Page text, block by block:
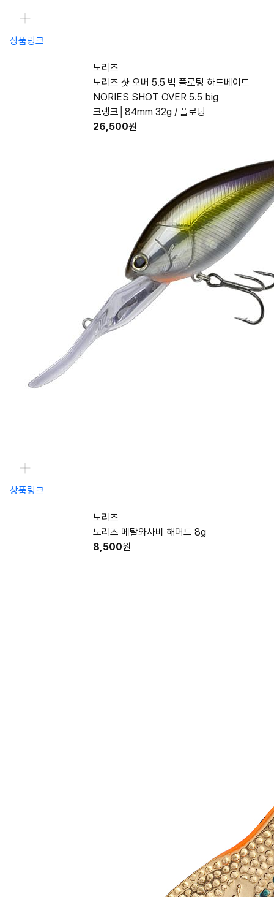
상품링크
노리즈
노리즈 샷 오버 5.5 빅 플로팅 하드베이트
NORIES SHOT OVER 5.5 big
크랭크│84mm 32g / 플로팅
26,500원
상품링크
노리즈
노리즈 메탈와사비 해머드 8g
8,500원